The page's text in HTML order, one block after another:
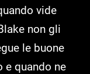
vide
non gli
le buone
e quando ne